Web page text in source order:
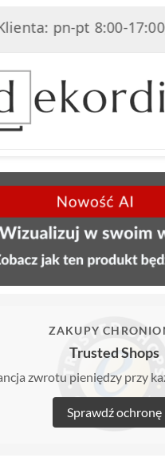
pn-pt 8:00-17:00,
ZAKUPY
Trusted Shops
zwrotu pieniędzy przy
Sprawdź ochronę